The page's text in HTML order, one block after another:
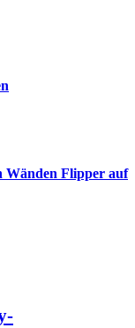
Wänden Flipper auf